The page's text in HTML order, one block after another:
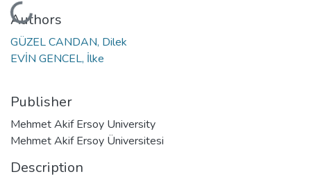
Loading...
Authors
GÜZEL CANDAN, Dilek
EVİN GENCEL, İlke
Publisher
Mehmet Akif Ersoy University
Mehmet Akif Ersoy Üniversitesi
Description